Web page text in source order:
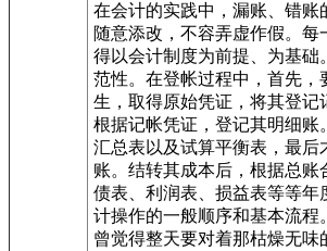
在会计的实践中，漏账、错账
随意添改，不容弄虚作假。每
得以会计制度为前提、为基础
范性。在登帐过程中，首先，
生，取得原始凭证，将其登记
根据记帐凭证，登记其明细账
汇总表以及试算平衡表，最后
账。结转其成本后，根据总账
债表、利润表、损益表等等年
计操作的一般顺序和基本流程
曾觉得整天要对着那枯燥无味